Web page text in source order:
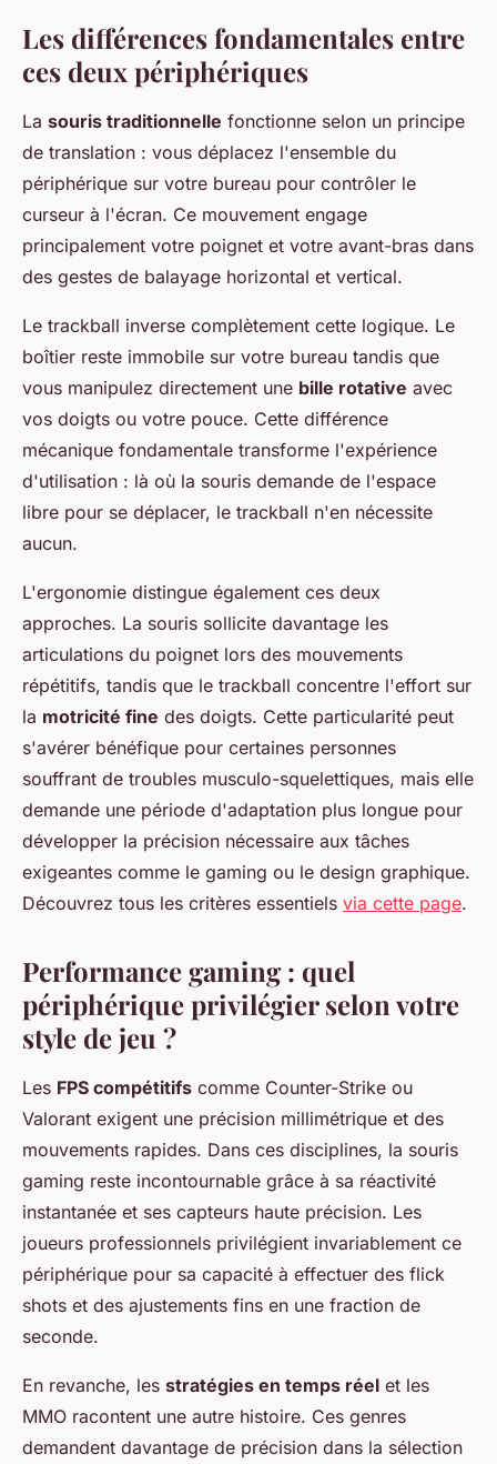
Les différences fondamentales entre
ces deux périphériques
La souris traditionnelle fonctionne selon un principe
de translation : vous déplacez l'ensemble du
périphérique sur votre bureau pour contrôler le
curseur à l'écran. Ce mouvement engage
principalement votre poignet et votre avant-bras dans
des gestes de balayage horizontal et vertical.
Le trackball inverse complètement cette logique. Le
boîtier reste immobile sur votre bureau tandis que
vous manipulez directement une bille rotative avec
vos doigts ou votre pouce. Cette différence
mécanique fondamentale transforme l'expérience
d'utilisation : là où la souris demande de l'espace
libre pour se déplacer, le trackball n'en nécessite
aucun.
L'ergonomie distingue également ces deux
approches. La souris sollicite davantage les
articulations du poignet lors des mouvements
répétitifs, tandis que le trackball concentre l'effort sur
la motricité fine des doigts. Cette particularité peut
s'avérer bénéfique pour certaines personnes
souffrant de troubles musculo-squelettiques, mais elle
demande une période d'adaptation plus longue pour
développer la précision nécessaire aux tâches
exigeantes comme le gaming ou le design graphique.
Découvrez tous les critères essentiels via cette page.
Performance gaming : quel
périphérique privilégier selon votre
style de jeu ?
Les FPS compétitifs comme Counter-Strike ou
Valorant exigent une précision millimétrique et des
mouvements rapides. Dans ces disciplines, la souris
gaming reste incontournable grâce à sa réactivité
instantanée et ses capteurs haute précision. Les
joueurs professionnels privilégient invariablement ce
périphérique pour sa capacité à effectuer des flick
shots et des ajustements fins en une fraction de
seconde.
En revanche, les stratégies en temps réel et les
MMO racontent une autre histoire. Ces genres
demandent davantage de précision dans la sélection